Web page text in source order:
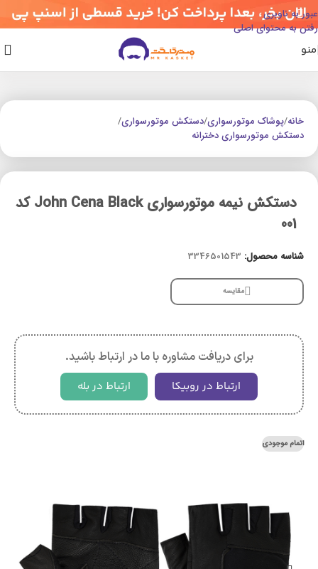
عبور به ناوبری
رفتن به محتوای اصلی
منو
خانه/پوشاک موتورسواری/دستکش موتورسواری/
دستکش موتورسواری دخترانه
دستکش نیمه موتورسواری John Cena Black کد
001
شناسه محصول: 3346501543
مقایسه
برای دریافت مشاوره با ما در ارتباط باشید.
ارتباط در روبیکا ارتباط در بله
اتمام موجودی